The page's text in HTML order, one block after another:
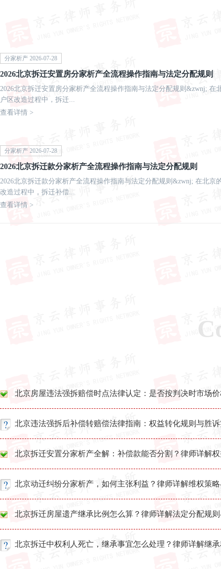
分家析产 2026-07-28
2026北京拆迁安置房分家析产全流程操作指南与法定分配规则‌
2026北京拆迁安置房分家析产全流程操作指南与法定分配规则&zwnj; 在
户区改造过程中，拆迁...
查看详情 >
分家析产 2026-07-28
2026北京拆迁款分家析产全流程操作指南与法定分配规则‌
2026北京拆迁款分家析产全流程操作指南与法定分配规则&zwnj; 在北京
改造过程中，拆迁补偿...
查看详情 >
北京房屋违法强拆赔偿时点法律认定：是否按判决时市场
北京违法强拆后补偿转赔偿法律指南：权益转化规则与胜
北京拆迁安置分家析产全解：补偿款能否分割？律师详解
北京动迁纠纷分家析产，如何主张利益？律师详解维权策
北京拆迁房屋遗产继承比例怎么算？律师详解法定分配规
北京拆迁中权利人死亡，继承事宜怎么处理？律师详解继